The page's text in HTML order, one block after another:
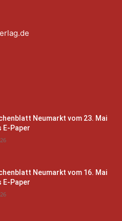
Neumarkt vom 23. Mai
E-Paper
Neumarkt vom 16. Mai
E-Paper